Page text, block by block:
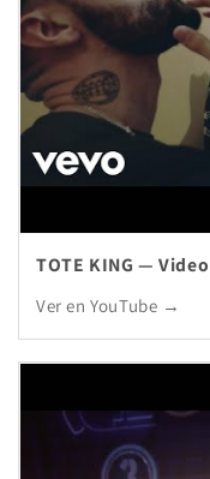
TOTE KING —
Ver en YouTube →